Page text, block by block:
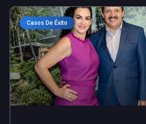
Casos De Éxito